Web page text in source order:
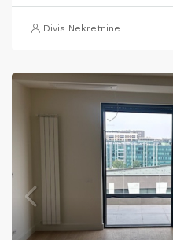
Divis Nekretnine